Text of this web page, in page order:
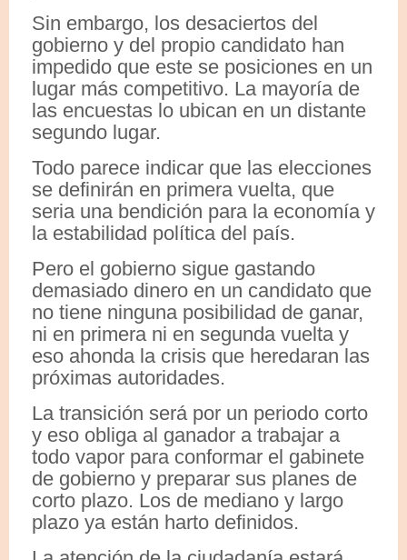
Sin embargo, los desaciertos del
gobierno y del propio candidato han
impedido que este se posiciones en un
lugar más competitivo. La mayoría de
las encuestas lo ubican en un distante
segundo lugar.
Todo parece indicar que las elecciones
se definirán en primera vuelta, que
seria una bendición para la economía y
la estabilidad política del país.
Pero el gobierno sigue gastando
demasiado dinero en un candidato que
no tiene ninguna posibilidad de ganar,
ni en primera ni en segunda vuelta y
eso ahonda la crisis que heredaran las
próximas autoridades.
La transición será por un periodo corto
y eso obliga al ganador a trabajar a
todo vapor para conformar el gabinete
de gobierno y preparar sus planes de
corto plazo. Los de mediano y largo
plazo ya están harto definidos.